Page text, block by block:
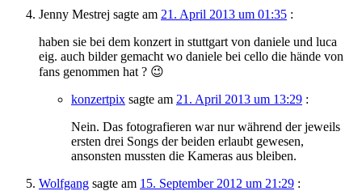
Jenny Mestrej sagte am 21. April 2013 um 01:35 :
haben sie bei dem konzert in stuttgart von daniele und luca
eig. auch bilder gemacht wo daniele bei cello die hände von
fans genommen hat ? 😉
konzertpix sagte am 21. April 2013 um 13:29 :
Nein. Das fotografieren war nur während der jeweils
ersten drei Songs der beiden erlaubt gewesen,
ansonsten mussten die Kameras aus bleiben.
Wolfgang sagte am 15. September 2012 um 21:29 :